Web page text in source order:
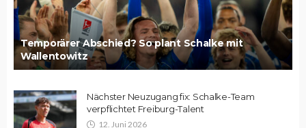
Temporärer Abschied? So plant Schalke mit
Wallentowitz
Nächster Neuzugang fix: Schalke-Team
verpflichtet Freiburg-Talent
12. Juni 2026